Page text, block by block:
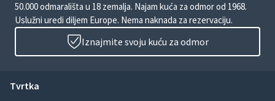
50.000 odmarališta u 18 zemalja. Najam kuća za odmor od 1968.
Uslužni uredi diljem Europe. Nema naknada za rezervaciju.
Iznajmite svoju kuću za odmor
Tvrtka